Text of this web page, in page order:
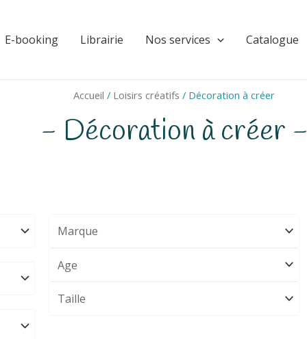
E-booking Librairie Nos services Catalogue
Accueil / Loisirs créatifs / Décoration à créer
- Décoration à créer -